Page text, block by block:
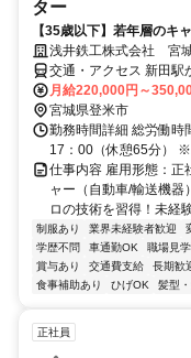
ター
【35歳以下】若年層のキ
浅井鉄工株式会社 宮
交通・アクセス 新田駅
月給220,000円～
宮城県登米市
勤務時間詳細 総労働時
17：00（休憩65分）
仕事内容 雇用形態：正
ャー（自動車/輸送
ロの技術を習得！未経
制服あり 業界未経験者歓迎
学歴不問
車通勤OK 職場見学
賞与あり
交通費支給 長期歓
食事補助あり
ひげOK 髪型
正社員